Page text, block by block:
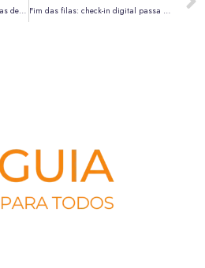
Semana termina com 1.212 vagas de emprego disponíveis nas agências do trabalhador Fim das filas: check-in digital passa a ser obrigatório em hotéis de todo o Brasil